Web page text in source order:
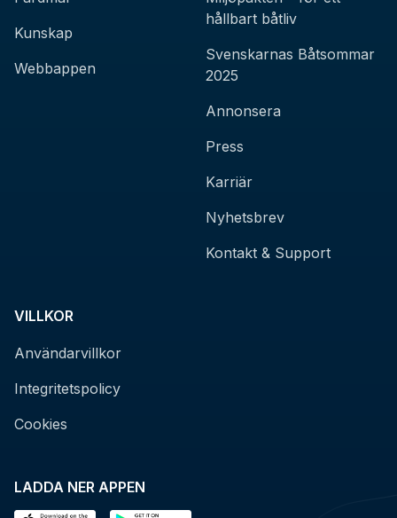
LADDA NER APPEN
Kunskap
Webbappen
hållbart båtliv
Svenskarnas Båtsommar
2025
Annonsera
Press
Karriär
Nyhetsbrev
Kontakt & Support
VILLKOR
Användarvillkor
Integritetspolicy
Cookies